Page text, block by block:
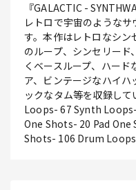
『GALACTIC -
レトロで宇宙のような
す。本作はレトロなシン
のループ、シンセリー
くベースループ、ハー
ア、ビンテージなハイ
ックなタム等を収録し
Loops- 67 Synth
One Shots- 20 Pad
Shots- 106 Drum Loops